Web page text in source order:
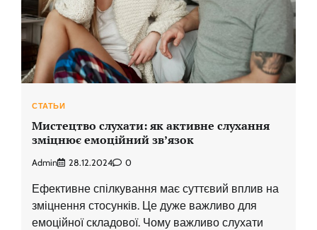
СТАТЬИ
Мистецтво слухати: як активне слухання
зміцнює емоційний зв’язок
Admin 28.12.2024 0
Ефективне спілкування має суттєвий вплив на
зміцнення стосунків. Це дуже важливо для
емоційної складової. Чому важливо слухати